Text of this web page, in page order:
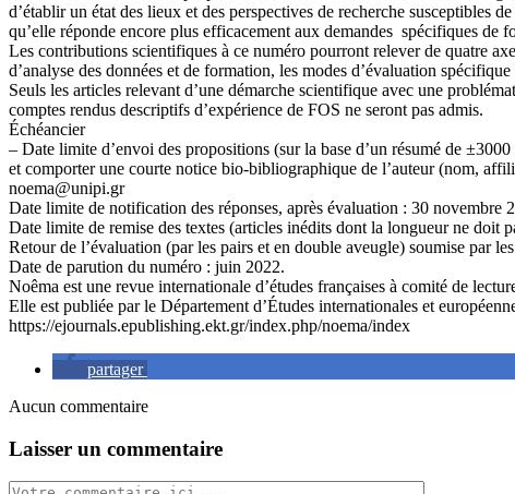
d’établir un état des lieux et des perspectives de recherche susceptibles
qu’elle réponde encore plus efficacement aux demandes spécifiques de
Les contributions scientifiques à ce numéro pourront relever de quatre
d’analyse des données et de formation, les modes d’évaluation
Seuls les articles relevant d’une démarche scientifique avec une
comptes rendus descriptifs d’expérience de FOS ne seront pas admis.
Échéancier
– Date limite d’envoi des propositions (sur la base d’un résumé de
et comporter une courte notice bio-bibliographique de l’auteur (nom,
noema@unipi.gr
Date limite de notification des réponses, après évaluation : 30 novembre
Date limite de remise des textes (articles inédits dont la longueur ne doit
Retour de l’évaluation (par les pairs et en double aveugle) soumise par
Date de parution du numéro : juin 2022.
Noêma est une revue internationale d’études françaises à comité de
Elle est publiée par le Département d’Études internationales et
https://ejournals.epublishing.ekt.gr/index.php/noema/index
partager
Aucun commentaire
Laisser un commentaire